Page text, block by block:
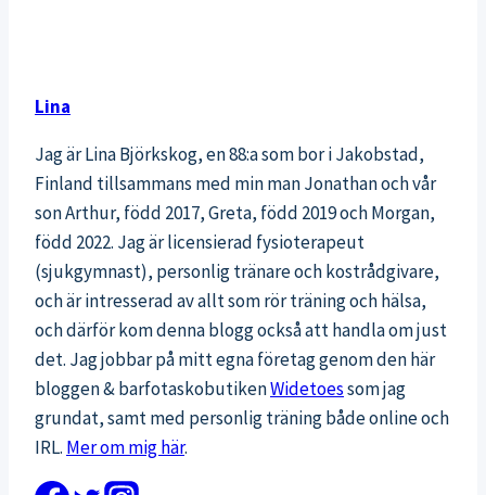
Lina
Jag är Lina Björkskog, en 88:a som bor i Jakobstad,
Finland tillsammans med min man Jonathan och vår
son Arthur, född 2017, Greta, född 2019 och Morgan,
född 2022. Jag är licensierad fysioterapeut
(sjukgymnast), personlig tränare och kostrådgivare,
och är intresserad av allt som rör träning och hälsa,
och därför kom denna blogg också att handla om just
det. Jag jobbar på mitt egna företag genom den här
bloggen & barfotaskobutikenWidetoessom jag
grundat, samt med personlig träning både online och
IRL. Mer om mig här.